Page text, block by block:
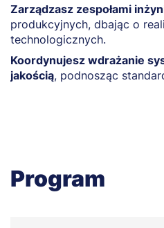
Zarządzasz zespołami
produkcyjnych, dbając o
technologicznych.
Koordynujesz wdrażanie
jakością, podnosząc
Program